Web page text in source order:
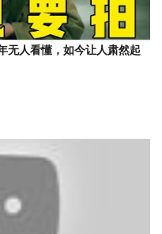
无人看懂，如今让人肃然起